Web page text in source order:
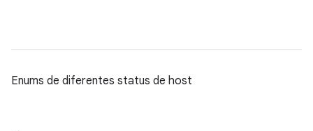
Enums de diferentes status de host